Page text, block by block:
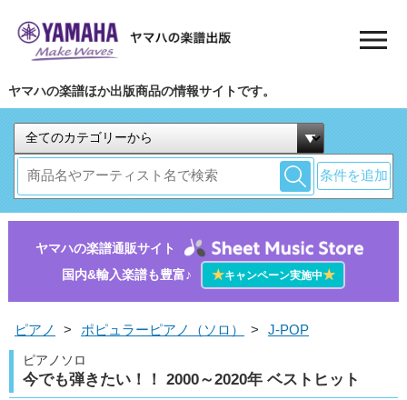
ヤマハの楽譜ほか出版商品の情報サイトです。
条件を追加
ヤマハの楽譜通販サイト
国内&輸入楽譜も豊富♪
★キャンペーン実施中★
ピアノ > ポピュラーピアノ（ソロ） > J-POP
ピアノソロ
今でも弾きたい！！ 2000～2020年 ベストヒット